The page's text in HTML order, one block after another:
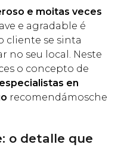
e moitas veces
e agradable é
cliente se sinta
no seu local. Neste
o concepto de
especialistas en
recomendámosche
o detalle que